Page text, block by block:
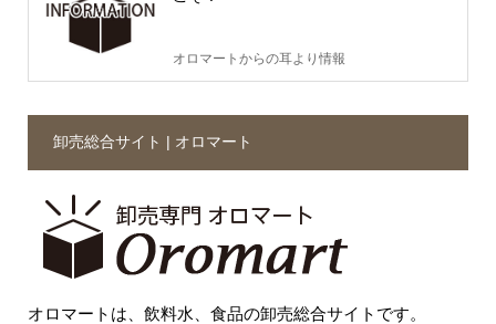
オロマートからの耳より情報
卸売総合サイト | オロマート
オロマートは、飲料水、食品の卸売総合サイトです。